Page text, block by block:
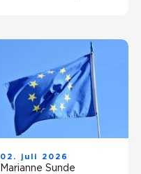
02. juli 2026
Marianne Sunde